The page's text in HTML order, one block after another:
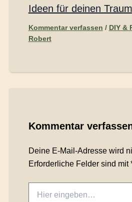
Ideen für deinen
Kommentar verfassen / DIY &
Robert
Kommentar
Deine E-Mail-Adresse wird
Erforderliche Felder sind mit
eingeben…